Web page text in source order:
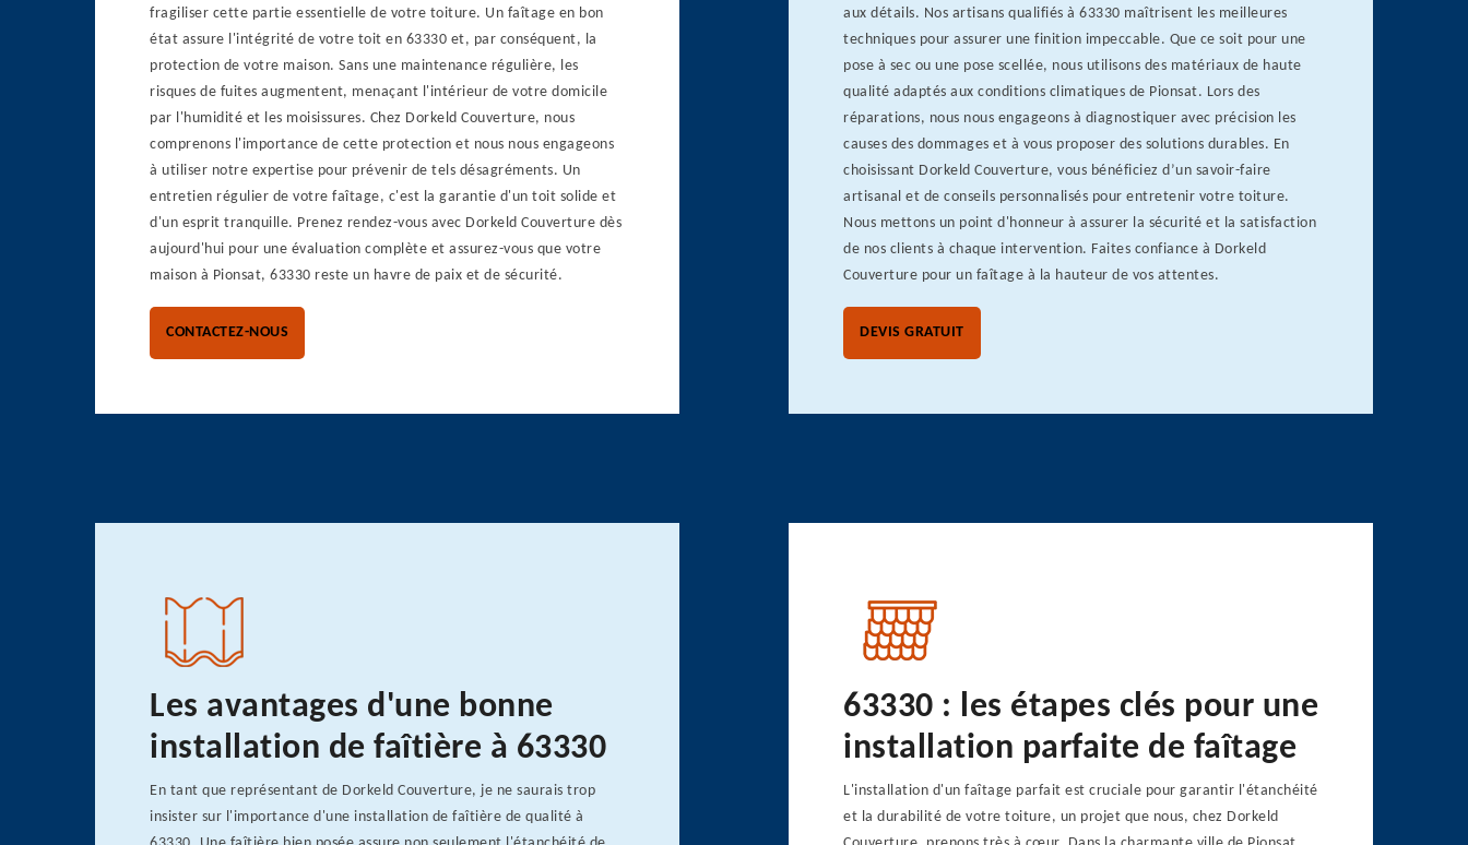
fragiliser cette partie essentielle de votre toiture. Un faîtage en bon
état assure l'intégrité de votre toit en 63330 et, par conséquent, la
protection de votre maison. Sans une maintenance régulière, les
risques de fuites augmentent, menaçant l'intérieur de votre domicile
par l'humidité et les moisissures. Chez Dorkeld Couverture, nous
comprenons l'importance de cette protection et nous nous engageons
à utiliser notre expertise pour prévenir de tels désagréments. Un
entretien régulier de votre faîtage, c'est la garantie d'un toit solide et
d'un esprit tranquille. Prenez rendez-vous avec Dorkeld Couverture dès
aujourd'hui pour une évaluation complète et assurez-vous que votre
maison à Pionsat, 63330 reste un havre de paix et de sécurité.
CONTACTEZ-NOUS
aux détails. Nos artisans qualifiés à 63330 maîtrisent les meilleures
techniques pour assurer une finition impeccable. Que ce soit pour une
pose à sec ou une pose scellée, nous utilisons des matériaux de haute
qualité adaptés aux conditions climatiques de Pionsat. Lors des
réparations, nous nous engageons à diagnostiquer avec précision les
causes des dommages et à vous proposer des solutions durables. En
choisissant Dorkeld Couverture, vous bénéficiez d’un savoir-faire
artisanal et de conseils personnalisés pour entretenir votre toiture.
Nous mettons un point d'honneur à assurer la sécurité et la satisfaction
de nos clients à chaque intervention. Faites confiance à Dorkeld
Couverture pour un faîtage à la hauteur de vos attentes.
DEVIS GRATUIT
Les avantages d'une bonne
installation de faîtière à 63330
En tant que représentant de Dorkeld Couverture, je ne saurais trop
insister sur l'importance d'une installation de faîtière de qualité à
63330 : les étapes clés pour une
installation parfaite de faîtage
L'installation d'un faîtage parfait est cruciale pour garantir l'étanchéité
et la durabilité de votre toiture, un projet que nous, chez Dorkeld